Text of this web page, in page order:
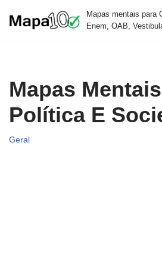
Mapas mentais para
Enem, OAB,
Mapas
Política E
Geral